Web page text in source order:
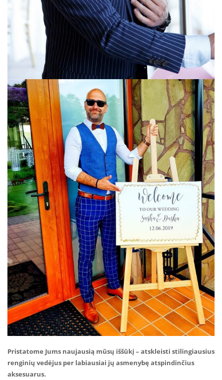
Pristatome Jums naujausią mūsų iššūkį – atskleisti stilingiausius
renginių vedėjus per labiausiai jų asmenybę atspindinčius
aksesuarus.